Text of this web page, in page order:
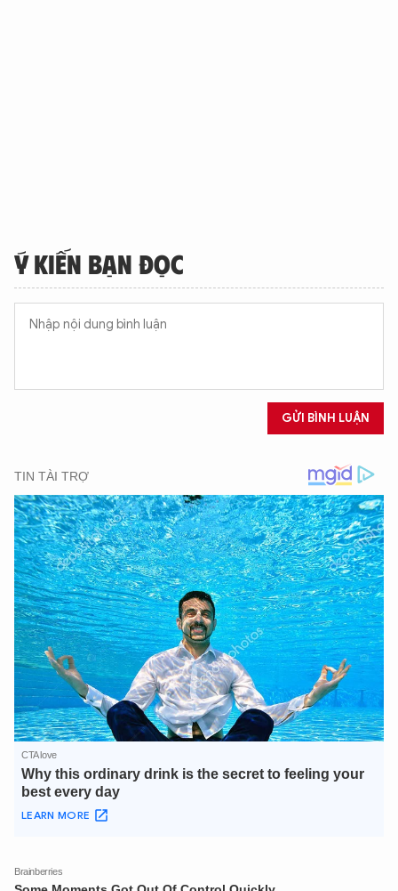
Ý KIẾN BẠN ĐỌC
GỬI BÌNH LUẬN